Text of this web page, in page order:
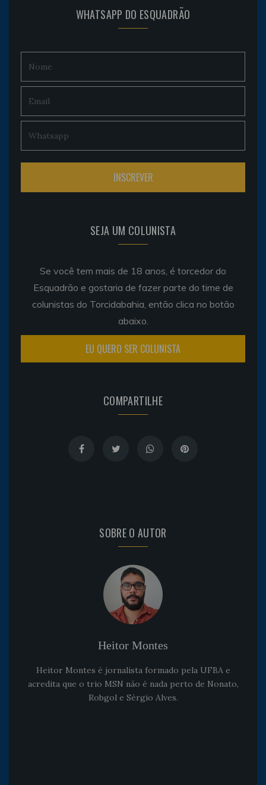
WHATSAPP DO ESQUADRÃO
SEJA UM COLUNISTA
Se você tem mais de 18 anos, é torcedor do
Esquadrão e gostaria de fazer parte do time de
colunistas do Torcidabahia, então clica no botão
abaixo.
EU QUERO SER COLUNISTA
COMPARTILHE
SOBRE O AUTOR
Heitor Montes
Heitor Montes é jornalista formado pela UFBA e
acredita que o trio MSN não é nada perto de Nonato,
Robgol e Sérgio Alves.